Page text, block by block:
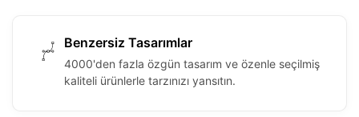
Benzersiz Tasarımlar
4000'den fazla özgün tasarım ve özenle seçilmiş
kaliteli ürünlerle tarzınızı yansıtın.